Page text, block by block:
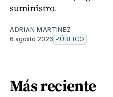
suministro.
ADRIÁN MARTÍNEZ
6 agosto 2026 PÚBLICO
Más reciente